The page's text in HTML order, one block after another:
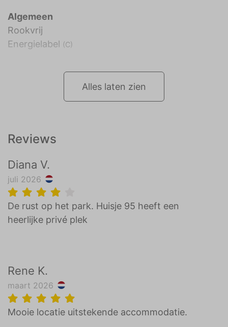
Algemeen
Rookvrij
Energielabel (C)
Alles laten zien
Reviews
Diana V.
juli 2026
De rust op het park. Huisje 95 heeft een
heerlijke privé plek
Rene K.
maart 2026
Mooie locatie uitstekende accommodatie.